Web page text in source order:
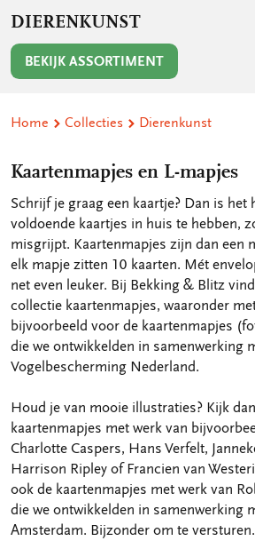
DIERENKUNST
BEKIJK ASSORTIMENT
Home Collecties Dierenkunst
Kaartenmapjes en L-mapjes
Schrijf je graag een kaartje? Dan is het
voldoende kaartjes in huis te hebben,
misgrijpt. Kaartenmapjes zijn dan een
elk mapje zitten 10 kaarten. Mét
net even leuker. Bij Bekking & Blitz
collectie kaartenmapjes, waaronder
bijvoorbeeld voor de kaartenmapjes
die we ontwikkelden in samenwerking
Vogelbescherming Nederland.
Houd je van mooie illustraties? Kijk
kaartenmapjes met werk van
Charlotte Caspers, Hans Verfelt,
Harrison Ripley of Francien van
ook de kaartenmapjes met werk van
die we ontwikkelden in samenwerking
Amsterdam. Bijzonder om te